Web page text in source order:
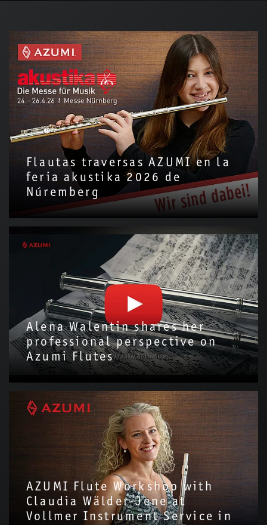
Flautas traversas AZUMI en la
feria akustika 2026 de
Núremberg
Alena Walentin shares her
professional perspective on
Azumi Flutes
We are delighted to have invited Alena Walentin to introduce
the Azumi Flute with us!Through this video, we hope to share
more about the story and…
AZUMI Flute Workshop with
Claudia Wälder-Jene at
Vollmer Instrument Service in